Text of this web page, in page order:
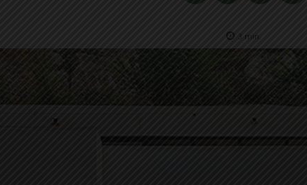
3 min.